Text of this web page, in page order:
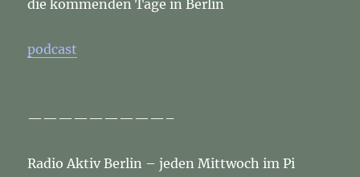
die kommenden Tage in Berlin
podcast
—————————–
Radio Aktiv Berlin – jeden Mittwoch im Pi